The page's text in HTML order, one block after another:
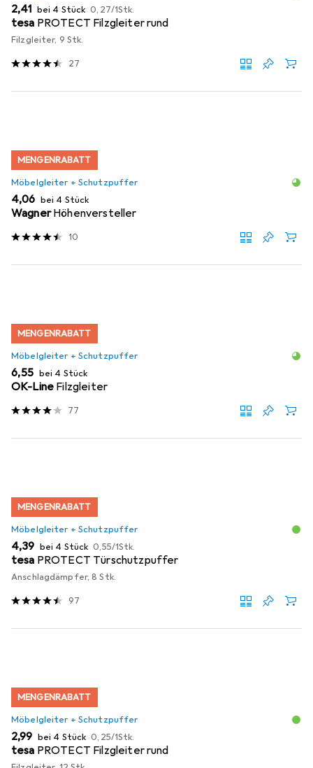
EUR
2,41 bei 4 Stück EUR
0,27/1Stk.
tesa PROTECT Filzgleiter rund
Filzgleiter, 9 Stk.
27
MENGENRABATT
Möbelgleiter + Schutzpuffer
EUR
4,06 bei 4 Stück
Wagner Höhenversteller
10
MENGENRABATT
Möbelgleiter + Schutzpuffer
EUR
6,55 bei 4 Stück
OK-Line Filzgleiter
77
MENGENRABATT
Möbelgleiter + Schutzpuffer
EUR
4,39 bei 4 Stück EUR
0,55/1Stk.
tesa PROTECT Türschutzpuffer
Anschlagdämpfer, 8 Stk.
97
MENGENRABATT
Möbelgleiter + Schutzpuffer
EUR
2,99 bei 4 Stück EUR
0,25/1Stk.
tesa PROTECT Filzgleiter rund